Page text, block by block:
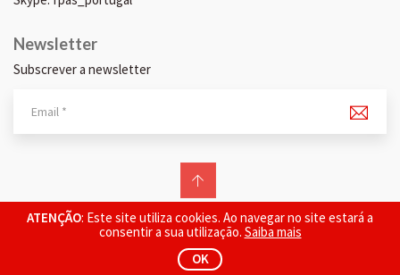
ATENÇÃO: Este site utiliza cookies. Ao navegar no site estará a
consentir a sua utilização. Saiba mais
OK
Newsletter
Subscrever a newsletter
© 2026 FPAS. Todos os direitos reservados.